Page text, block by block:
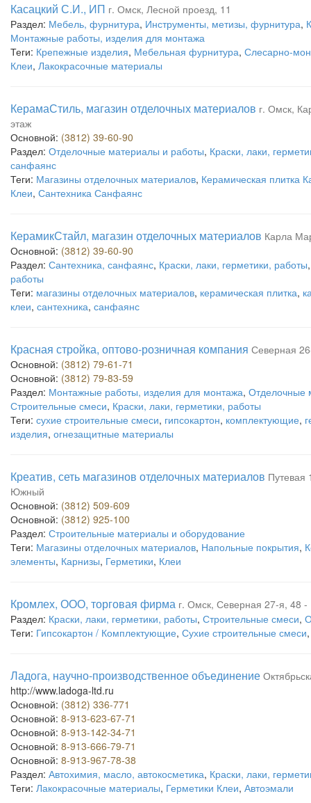
Касацкий С.И., ИП г. Омск, Лесной проезд, 11
Раздел: Мебель, фурнитура, Инструменты, метизы, фурнитура,
Монтажные работы, изделия для монтажа
Теги: Крепежные изделия, Мебельная фурнитура, Слесарно-
Клеи, Лакокрасочные материалы
КерамаСтиль, магазин отделочных материалов г. Омск,
этаж
Основной: (3812) 39-60-90
Раздел: Отделочные материалы и работы, Краски, лаки,
санфаянс
Теги: Магазины отделочных материалов, Керамическая плитка
Клеи, Сантехника Санфаянс
КерамикСтайл, магазин отделочных материалов Карла
Основной: (3812) 39-60-90
Раздел: Сантехника, санфаянс, Краски, лаки, герметики, работы
работы
Теги: магазины отделочных материалов, керамическая плитка,
клеи, сантехника, санфаянс
Красная стройка, оптово-розничная компания Северная
Основной: (3812) 79-61-71
Основной: (3812) 79-83-59
Раздел: Монтажные работы, изделия для монтажа, Отделочные
Строительные смеси, Краски, лаки, герметики, работы
Теги: сухие строительные смеси, гипсокартон, комплектующие,
изделия, огнезащитные материалы
Креатив, сеть магазинов отделочных материалов Путевая
Южный
Основной: (3812) 509-609
Основной: (3812) 925-100
Раздел: Строительные материалы и оборудование
Теги: Магазины отделочных материалов, Напольные покрытия,
элементы, Карнизы, Герметики, Клеи
Кромлех, ООО, торговая фирма г. Омск, Северная 27-я, 48 -
Раздел: Краски, лаки, герметики, работы, Строительные смеси,
Теги: Гипсокартон / Комплектующие, Сухие строительные смеси
Ладога, научно-производственное объединение
http://www.ladoga-ltd.ru
Основной: (3812) 336-771
Основной: 8-913-623-67-71
Основной: 8-913-142-34-71
Основной: 8-913-666-79-71
Основной: 8-913-967-78-38
Раздел: Автохимия, масло, автокосметика, Краски, лаки,
Теги: Лакокрасочные материалы, Герметики Клеи, Автоэмали